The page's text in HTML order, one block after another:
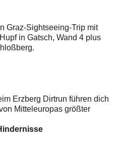
Graz-­Sightseeing-Trip mit
in Gatsch, Wand 4 plus
Erzberg Dirtrun führen dich
Mitteleuropas größter